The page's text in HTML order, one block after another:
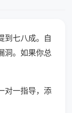
到七八成。自
洞。如果你总
对一指导，添